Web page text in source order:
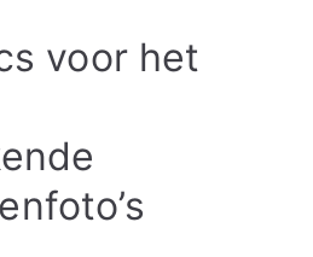
voor het